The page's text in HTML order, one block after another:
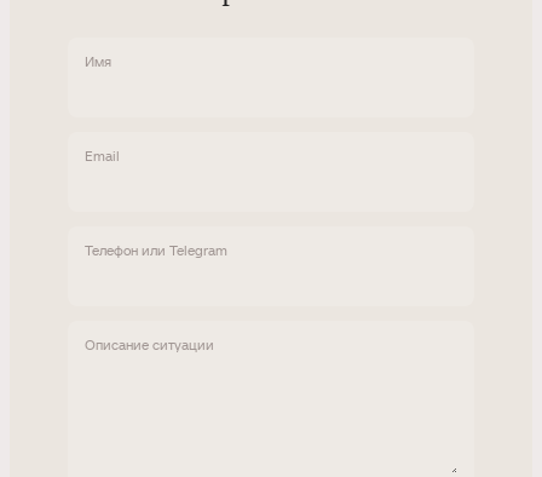
Имя
Email
Телефон или Telegram
Описание ситуации